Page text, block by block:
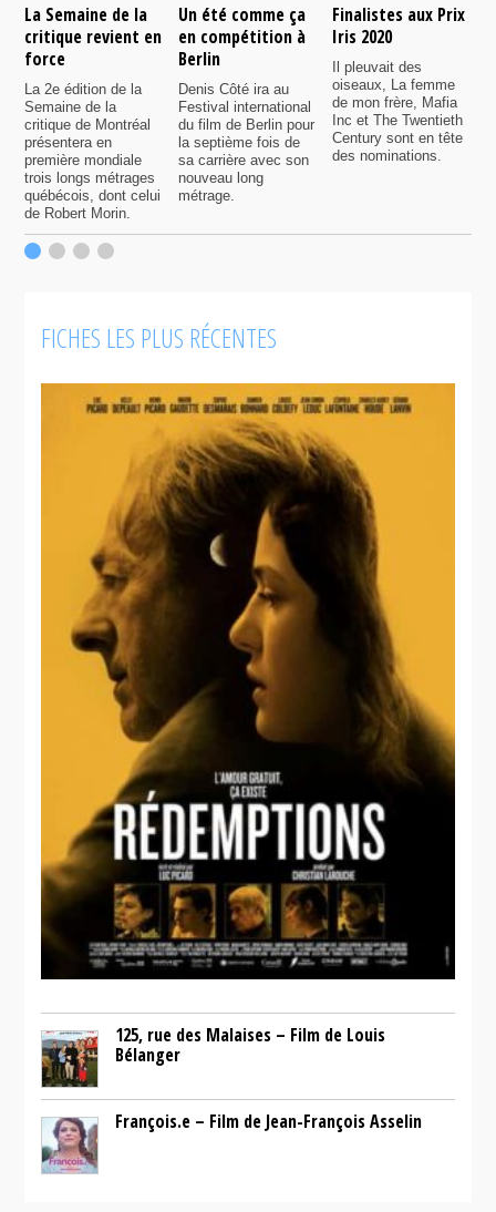
La Semaine de la
critique revient en
force
La 2e édition de la
Semaine de la
critique de Montréal
présentera en
première mondiale
trois longs métrages
québécois, dont celui
de Robert Morin.
Un été comme ça
en compétition à
Berlin
Denis Côté ira au
Festival international
du film de Berlin pour
la septième fois de
sa carrière avec son
nouveau long
métrage.
Finalistes aux Prix
Iris 2020
Il pleuvait des
oiseaux, La femme
de mon frère, Mafia
Inc et The Twentieth
Century sont en tête
des nominations.
FICHES LES PLUS RÉCENTES
125, rue des Malaises – Film de Louis
Bélanger
François.e – Film de Jean-François Asselin